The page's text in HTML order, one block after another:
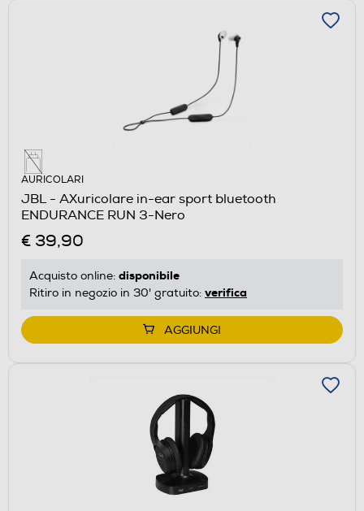
AURICOLARI
JBL - AXuricolare in-ear sport bluetooth
ENDURANCE RUN 3-Nero
€ 39,90
Acquisto online: disponibile
Ritiro in negozio in 30' gratuito: verifica
AGGIUNGI